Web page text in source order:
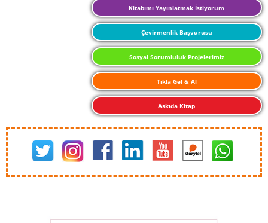
Kitabımı Yayınlatmak İstiyorum
Çevirmenlik Başvurusu
Sosyal Sorumluluk Projelerimiz
Tıkla Gel & Al
Askıda Kitap